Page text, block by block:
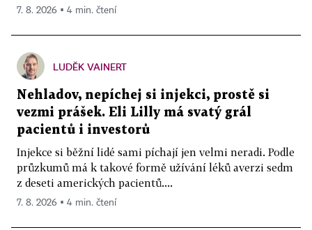
7. 8. 2026 ▪ 4 min. čtení
LUDĚK VAINERT
Nehladov, nepíchej si injekci, prostě si
vezmi prášek. Eli Lilly má svatý grál
pacientů i investorů
Injekce si běžní lidé sami píchají jen velmi neradi. Podle
průzkumů má k takové formě užívání léků averzi sedm
z deseti amerických pacientů....
7. 8. 2026 ▪ 4 min. čtení